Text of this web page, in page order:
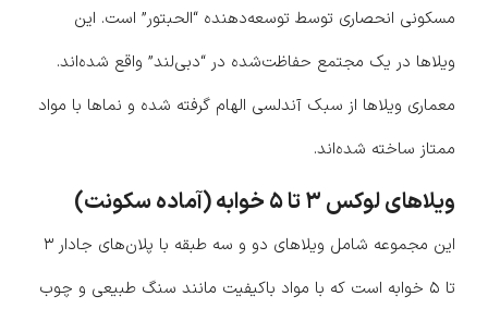
مسکونی انحصاری توسط توسعه‌دهنده “الحبتور” است. این
ویلاها در یک مجتمع حفاظت‌شده در “دبی‌لند” واقع شده‌اند.
معماری ویلاها از سبک آندلسی الهام گرفته شده و نماها با مواد
ممتاز ساخته شده‌اند.
ویلاهای لوکس ۳ تا ۵ خوابه (آماده سکونت)
این مجموعه شامل ویلاهای دو و سه طبقه با پلان‌های جادار ۳
تا ۵ خوابه است که با مواد باکیفیت مانند سنگ طبیعی و چوب